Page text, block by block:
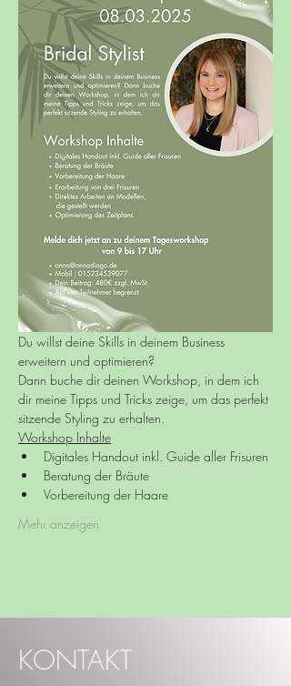
Du willst deine Skills in deinem Business
erweitern und optimieren?
Dann buche dir deinen Workshop, in dem ich
dir meine Tipps und Tricks zeige, um das perfekt
sitzende Styling zu erhalten.
Workshop Inhalte
﻿﻿Digitales Handout inkl. Guide aller Frisuren
﻿﻿Beratung der Bräute
﻿﻿Vorbereitung der Haare
Mehr anzeigen
KONTAKT